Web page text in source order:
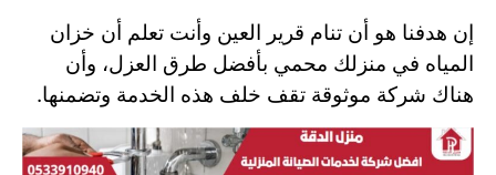
إن هدفنا هو أن تنام قرير العين وأنت تعلم أن خزان
المياه في منزلك محمي بأفضل طرق العزل، وأن
هناك شركة موثوقة تقف خلف هذه الخدمة وتضمنها.